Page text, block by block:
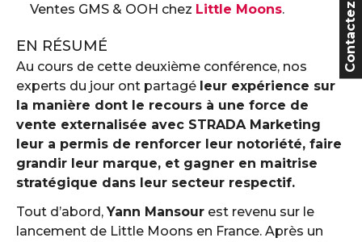
Ventes GMS & OOH chez Little Moons.
EN RÉSUMÉ
Au cours de cette deuxième conférence, nos
experts du jour ont partagé leur expérience sur
la manière dont le recours à une force de
vente externalisée avec STRADA Marketing
leur a permis de renforcer leur notoriété, faire
grandir leur marque, et gagner en maitrise
stratégique dans leur secteur respectif.
Tout d’abord, Yann Mansour est revenu sur le
lancement de Little Moons en France. Après un